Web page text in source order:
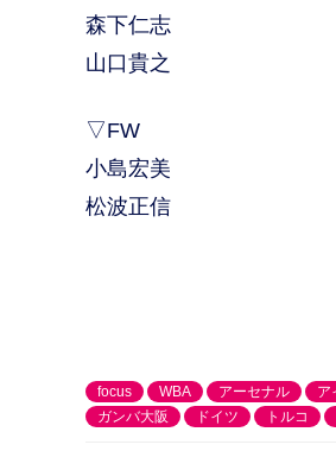
森下仁志
山口貴之
▽FW
小島宏美
松波正信
focus WBA アーセナル ア
ガンバ大阪
ドイツ トルコ